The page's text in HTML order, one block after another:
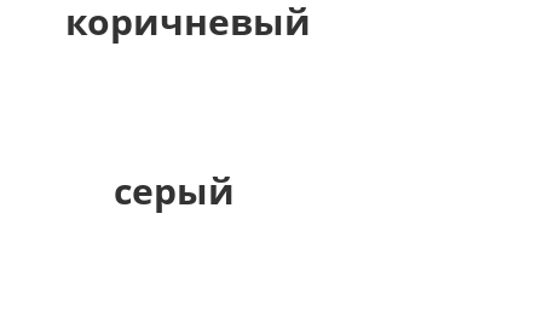
коричневый
серый